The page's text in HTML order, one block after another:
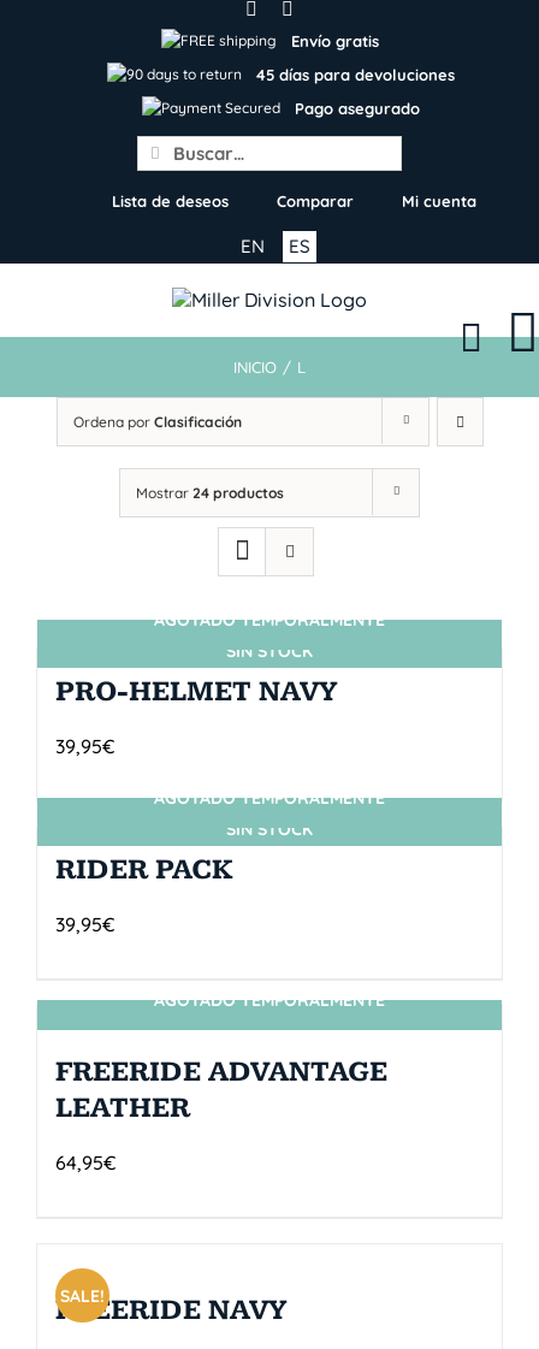
Envío gratis
45 días para devoluciones
Pago asegurado
Search
for:
Lista de deseos Comparar Mi cuenta
ES
EN
INICIO / L
Ordena por Clasificación
Mostrar 24 productos
SIN STOCK
AGOTADO TEMPORALMENTE
PRO-HELMET NAVY
39,95€
SIN STOCK
AGOTADO TEMPORALMENTE
RIDER PACK
39,95€
SIN STOCK
AGOTADO TEMPORALMENTE
FREERIDE ADVANTAGE
LEATHER
64,95€
SALE!
FREERIDE NAVY